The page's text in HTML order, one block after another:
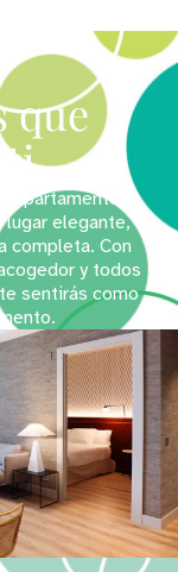
que
ti
apartamentos
lugar elegante,
completa. Con
y todos
sentirás como